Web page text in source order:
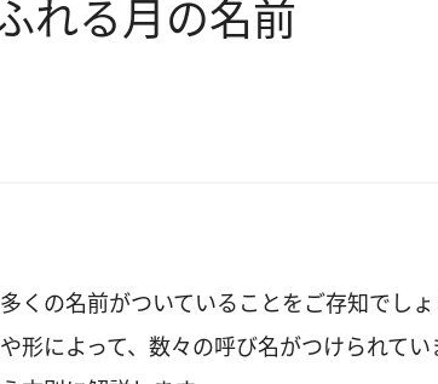
れる月の名前
多くの名前がついていることをご存知で
形によって、数々の呼び名がつけられて